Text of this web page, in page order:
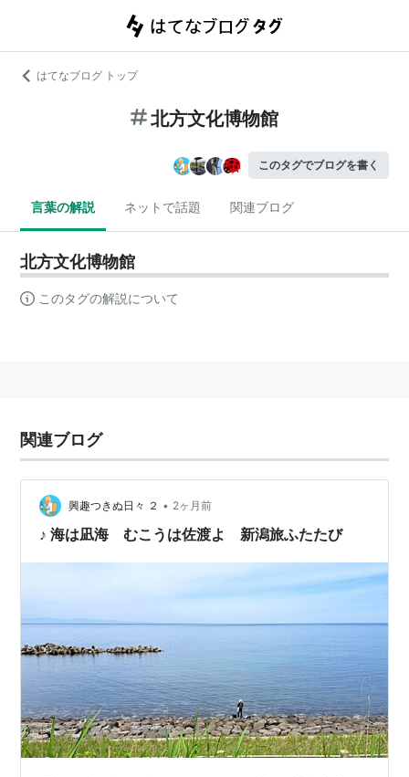
はてなブログ トップ
北方文化博物館
このタグでブログを書く
言葉の解説 ネットで話題 関連ブログ
北方文化博物館
このタグの解説について
関連ブログ
興趣つきぬ日々 ２ • 2ヶ月前
♪ 海は凪海 むこうは佐渡よ 新潟旅ふたたび